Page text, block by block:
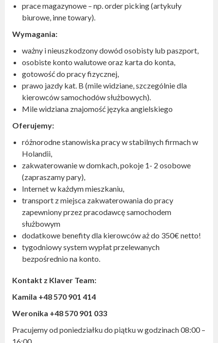
prace magazynowe – np. order picking (artykuły
biurowe, inne towary).
Wymagania:
ważny i nieuszkodzony dowód osobisty lub paszport,
osobiste konto walutowe oraz karta do konta,
gotowość do pracy fizycznej,
prawo jazdy kat. B (mile widziane, szczególnie dla
kierowców samochodów służbowych).
Mile widziana znajomość języka angielskiego
Oferujemy:
różnorodne stanowiska pracy w stabilnych firmach w
Holandii,
zakwaterowanie w domkach, pokoje 1- 2 osobowe
(zapraszamy pary),
Internet w każdym mieszkaniu,
transport z miejsca zakwaterowania do pracy
zapewniony przez pracodawcę samochodem
służbowym
dodatkowe benefity dla kierowców aż do 350€ netto!
tygodniowy system wypłat przelewanych
bezpośrednio na konto.
Kontakt z Klaver Team:
Kamila +48 570 901 414
Weronika +48 570 901 033
Pracujemy od poniedziałku do piątku w godzinach 08:00 –